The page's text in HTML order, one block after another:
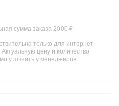
сумма заказа 2000 ₽
только для интернет-
Актуальную цену и количество
уточнить у менеджеров.